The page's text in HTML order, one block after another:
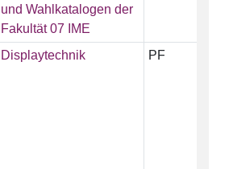
und Wahlkatalogen der
Fakultät 07 IME
Displaytechnik PF